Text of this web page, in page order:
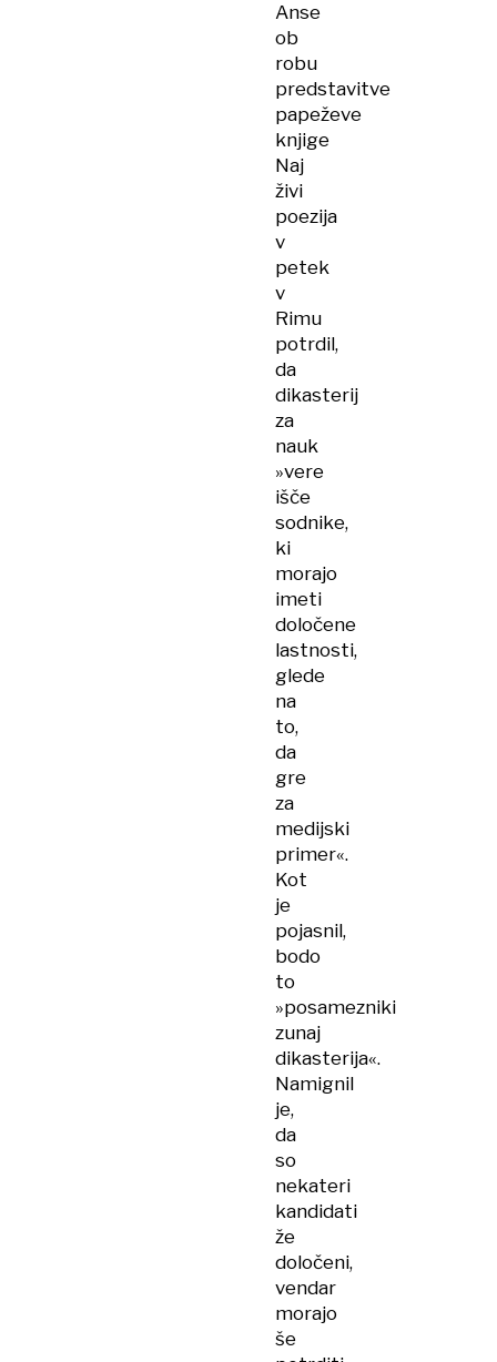
Anse
ob
robu
predstavitve
papeževe
knjige
Naj
živi
poezija
v
petek
v
Rimu
potrdil,
da
dikasterij
za
nauk
»vere
išče
sodnike,
ki
morajo
imeti
določene
lastnosti,
glede
na
to,
da
gre
za
medijski
primer«.
Kot
je
pojasnil,
bodo
to
»posamezniki
zunaj
dikasterija«.
Namignil
je,
da
so
nekateri
kandidati
že
določeni,
vendar
morajo
še